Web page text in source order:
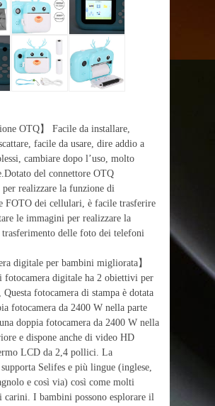
OTQ】 Facile da installare,
facile da usare, dire addio a
cambiare dopo l’uso, molto
del connettore OTQ
per realizzare la funzione di
FOTO dei cellulari, è facile trasferire
le immagini per realizzare la
delle foto dei telefoni
digitale per bambini migliorata】
fotocamera digitale ha 2 obiettivi per
Questa fotocamera di stampa è dotata
fotocamera da 2400 W nella parte
doppia fotocamera da 2400 W nella
e dispone anche di video HD
LCD da 2,4 pollici. La
Selifes e più lingue (inglese,
e così via) così come molti
I bambini possono esplorare il